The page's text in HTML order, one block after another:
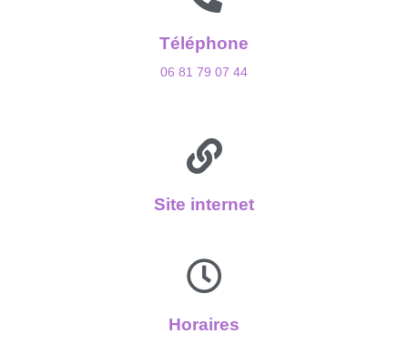
Téléphone
06 81 79 07 44
Site internet
Horaires